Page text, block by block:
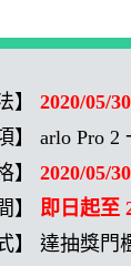
】 2020/05/30
】 arlo Pro
】 2020/05/
】 即日起至
】 達抽獎